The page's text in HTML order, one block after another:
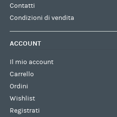
Contatti
Condizioni di vendita
ACCOUNT
Il mio account
Carrello
Ordini
Wishlist
Registrati